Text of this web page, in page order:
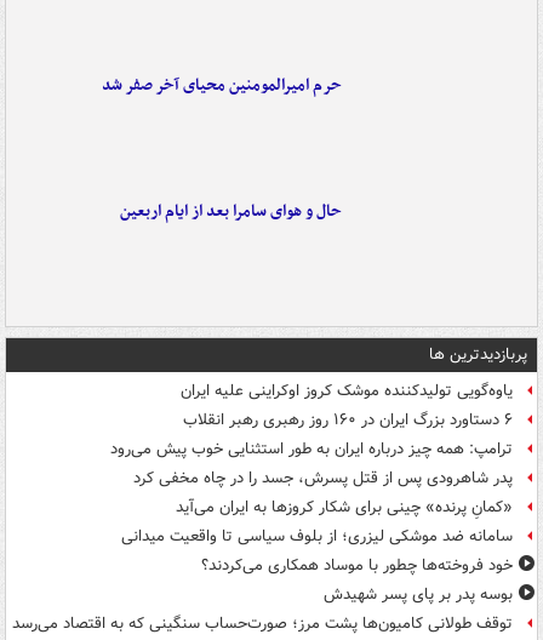
حرم امیرالمومنین محیای آخر صفر شد
حال و هوای سامرا بعد از ایام اربعین
پربازدیدترین ها
یاوه‌گویی تولیدکننده موشک کروز اوکراینی علیه ایران
۶ دستاورد بزرگ ایران در ۱۶۰ روز رهبری رهبر انقلاب
ترامپ: همه چیز درباره ایران به طور استثنایی خوب پیش می‌رود
پدر شاهرودی پس از قتل پسرش، جسد را در چاه مخفی کرد
«کمانِ پرنده» چینی برای شکار کروزها به ایران می‌آید
سامانه ضد موشکی لیزری؛ از بلوف سیاسی تا واقعیت میدانی
خود فروخته‌ها چطور با موساد همکاری می‌کردند؟
بوسه‌ پدر بر پای پسر شهیدش
توقف طولانی کامیون‌ها پشت مرز؛ صورت‌حساب سنگینی که به اقتصاد می‌رسد